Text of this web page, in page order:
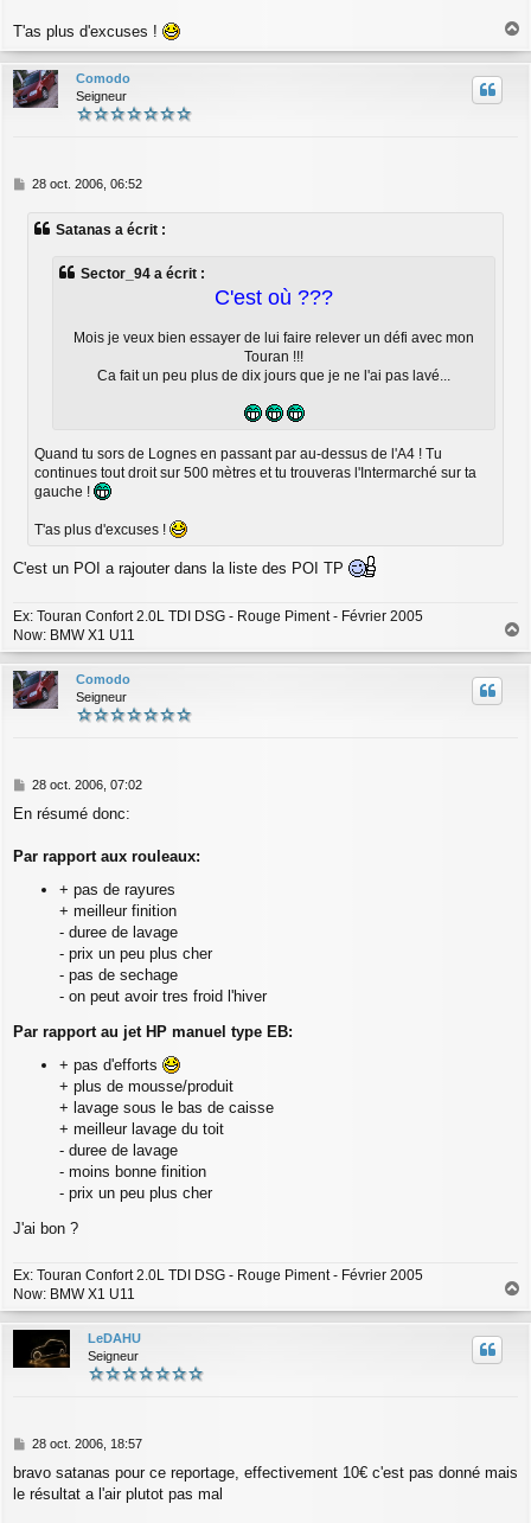
T'as plus d'excuses !
a
u
Comodo
Seigneur
M
28 oct. 2006, 06:52
Satanas a écrit :
Sector_94 a écrit :
C'est où ???
Mois je veux bien essayer de lui faire relever un défi avec mon
Touran !!!
Ca fait un peu plus de dix jours que je ne l'ai pas lavé...
Quand tu sors de Lognes en passant par au-dessus de l'A4 ! Tu
continues tout droit sur 500 mètres et tu trouveras l'Intermarché sur ta
gauche !
T'as plus d'excuses !
C'est un POI a rajouter dans la liste des POI TP
Ex: Touran Confort 2.0L TDI DSG - Rouge Piment - Février 2005
Now: BMW X1 U11
u
Comodo
Seigneur
M
s
a
28 oct. 2006, 07:02
En résumé donc:
Par rapport aux rouleaux:
+ pas de rayures
+ meilleur finition
- duree de lavage
- prix un peu plus cher
- pas de sechage
- on peut avoir tres froid l'hiver
Par rapport au jet HP manuel type EB:
+ pas d'efforts
+ plus de mousse/produit
+ lavage sous le bas de caisse
+ meilleur lavage du toit
- duree de lavage
- moins bonne finition
- prix un peu plus cher
J'ai bon ?
Ex: Touran Confort 2.0L TDI DSG - Rouge Piment - Février 2005
Now: BMW X1 U11
a
u
LeDAHU
Seigneur
M
s
s
28 oct. 2006, 18:57
bravo satanas pour ce reportage, effectivement 10€ c'est pas donné mais
le résultat a l'air plutot pas mal